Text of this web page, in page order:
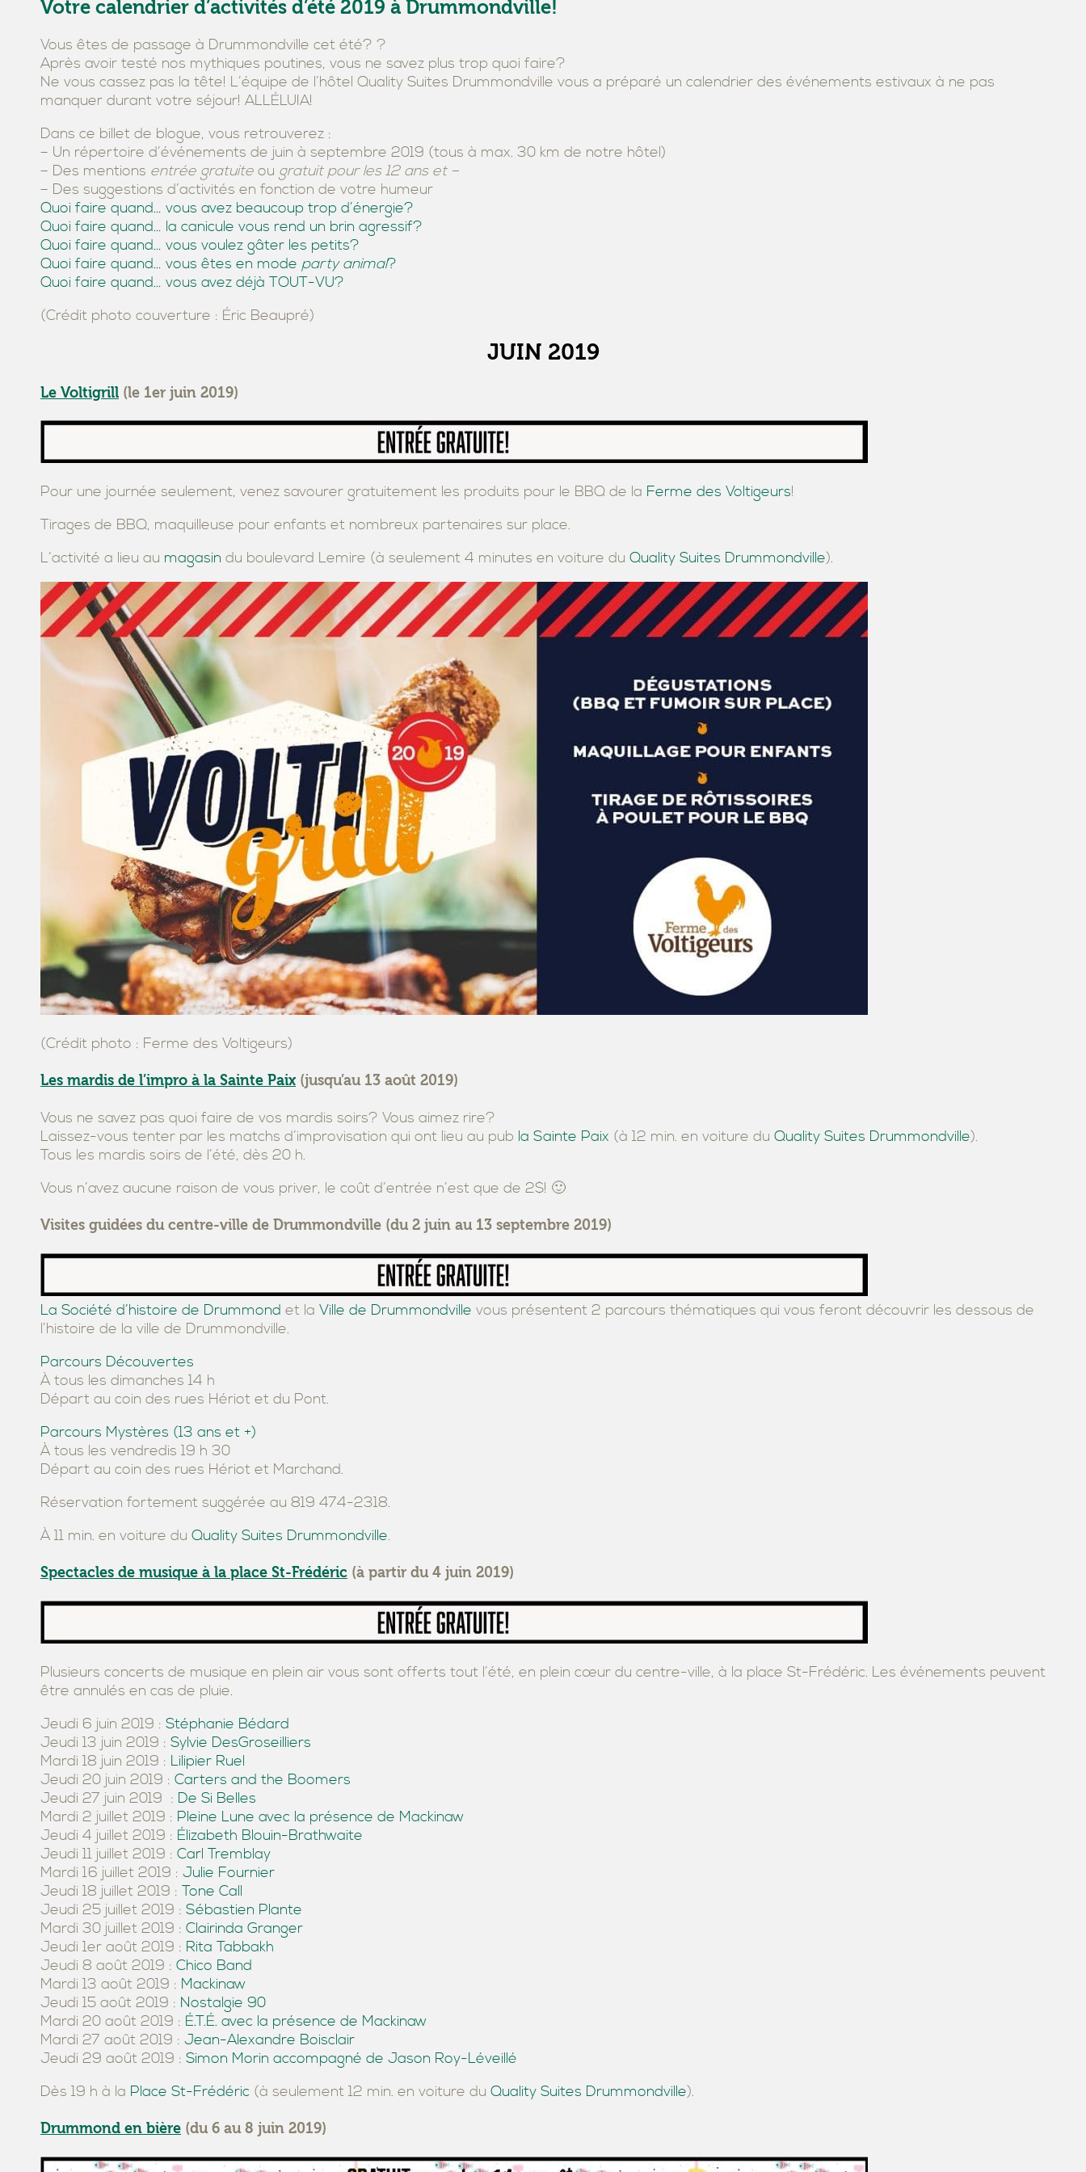
Votre calendrier d’activités d’été 2019 à Drummondville!
Vous êtes de passage à Drummondville cet été? ?
Après avoir testé nos mythiques poutines, vous ne savez plus trop quoi faire?
Ne vous cassez pas la tête! L’équipe de l’hôtel Quality Suites Drummondville vous a préparé un calendrier des événements estivaux à ne pas
manquer durant votre séjour! ALLÉLUIA!
Dans ce billet de blogue, vous retrouverez :
– Un répertoire d’événements de juin à septembre 2019 (tous à max. 30 km de notre hôtel)
– Des mentions entrée gratuite ou gratuit pour les 12 ans et –
– Des suggestions d’activités en fonction de votre humeur
Quoi faire quand… vous avez beaucoup trop d’énergie?
Quoi faire quand… la canicule vous rend un brin agressif?
Quoi faire quand… vous voulez gâter les petits?
Quoi faire quand… vous êtes en mode party animal?
Quoi faire quand… vous avez déjà TOUT-VU?
(Crédit photo couverture : Éric Beaupré)
JUIN 2019
Le Voltigrill (le 1er juin 2019)
Pour une journée seulement, venez savourer gratuitement les produits pour le BBQ de la Ferme des Voltigeurs!
Tirages de BBQ, maquilleuse pour enfants et nombreux partenaires sur place.
L’activité a lieu au magasin du boulevard Lemire (à seulement 4 minutes en voiture du Quality Suites Drummondville).
(Crédit photo : Ferme des Voltigeurs)
Les mardis de l’impro à la Sainte Paix (jusqu’au 13 août 2019)
Vous ne savez pas quoi faire de vos mardis soirs? Vous aimez rire?
Laissez-vous tenter par les matchs d’improvisation qui ont lieu au pub la Sainte Paix (à 12 min. en voiture du Quality Suites Drummondville).
Tous les mardis soirs de l’été, dès 20 h.
Vous n’avez aucune raison de vous priver, le coût d’entrée n’est que de 2$! 🙂
Visites guidées du centre-ville de Drummondville (du 2 juin au 13 septembre 2019)
La Société d’histoire de Drummond et la Ville de Drummondville vous présentent 2 parcours thématiques qui vous feront découvrir les dessous de
l’histoire de la ville de Drummondville.
Parcours Découvertes
À tous les dimanches 14 h
Départ au coin des rues Hériot et du Pont.
Parcours Mystères (13 ans et +)
À tous les vendredis 19 h 30
Départ au coin des rues Hériot et Marchand.
Réservation fortement suggérée au 819 474-2318.
À 11 min. en voiture du Quality Suites Drummondville.
Spectacles de musique à la place St-Frédéric (à partir du 4 juin 2019)
Plusieurs concerts de musique en plein air vous sont offerts tout l’été, en plein cœur du centre-ville, à la place St-Frédéric. Les événements peuvent
être annulés en cas de pluie.
Jeudi 6 juin 2019 : Stéphanie Bédard
Jeudi 13 juin 2019 : Sylvie DesGroseilliers
Mardi 18 juin 2019 : Lilipier Ruel
Jeudi 20 juin 2019 : Carters and the Boomers
Jeudi 27 juin 2019 : De Si Belles
Mardi 2 juillet 2019 : Pleine Lune avec la présence de Mackinaw
Jeudi 4 juillet 2019 : Élizabeth Blouin-Brathwaite
Jeudi 11 juillet 2019 : Carl Tremblay
Mardi 16 juillet 2019 : Julie Fournier
Jeudi 18 juillet 2019 : Tone Call
Jeudi 25 juillet 2019 : Sébastien Plante
Mardi 30 juillet 2019 : Clairinda Granger
Jeudi 1er août 2019 : Rita Tabbakh
Jeudi 8 août 2019 : Chico Band
Mardi 13 août 2019 : Mackinaw
Jeudi 15 août 2019 : Nostalgie 90
Mardi 20 août 2019 : É.T.É. avec la présence de Mackinaw
Mardi 27 août 2019 : Jean-Alexandre Boisclair
Jeudi 29 août 2019 : Simon Morin accompagné de Jason Roy-Léveillé
Dès 19 h à la Place St-Frédéric (à seulement 12 min. en voiture du Quality Suites Drummondville).
Drummond en bière (du 6 au 8 juin 2019)